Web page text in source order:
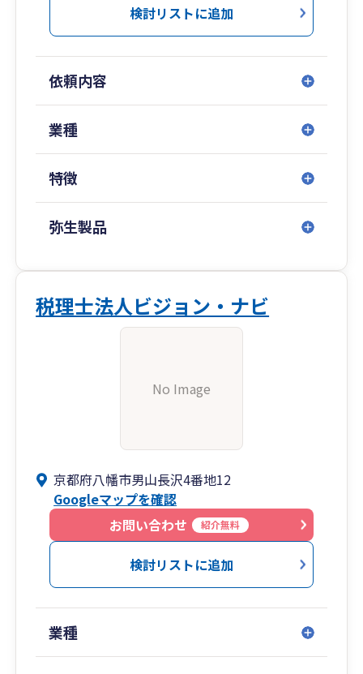
検討リストに追加
依頼内容
業種
特徴
弥生製品
税理士法人ビジョン・ナビ
No Image
京都府八幡市男山長沢4番地12
Googleマップを確認
お問い合わせ
紹介無料
検討リストに追加
業種